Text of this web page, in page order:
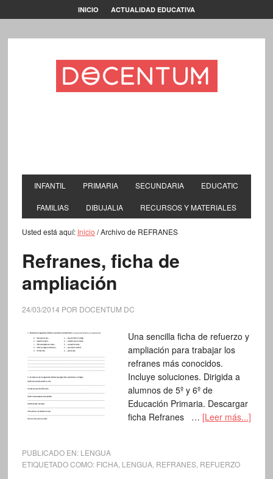
INICIO ACTUALIDAD EDUCATIVA
INFANTIL PRIMARIA SECUNDARIA EDUCATIC
FAMILIAS DIBUJALIA RECURSOS Y MATERIALES
Usted está aquí: Inicio /Archivo de REFRANES
Refranes, ficha de
ampliación
24/03/2014 POR DOCENTUM DC
Una sencilla ficha de refuerzo y
ampliación para trabajar los
refranes más conocidos.
Incluye soluciones. Dirigida a
alumnos de 5º y 6º de
Educación Primaria. Descargar
ficha Refranes … [Leer más...]
PUBLICADO EN: LENGUA
ETIQUETADO COMO: FICHA, LENGUA, REFRANES, REFUERZO